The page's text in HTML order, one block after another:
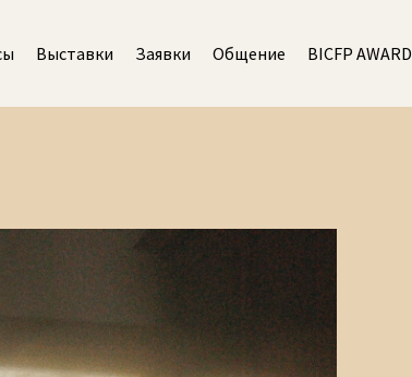
Выставки Заявки Общение BICFP AWARD